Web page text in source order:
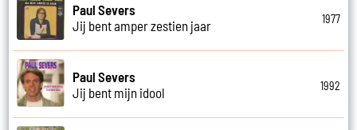
Paul Severs
Jij bent amper zestien jaar
1977
Paul Severs
Jij bent mijn idool
1992